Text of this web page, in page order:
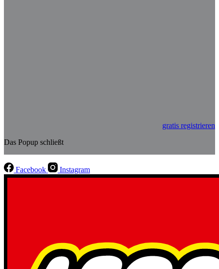
gratis registrieren
Das Popup schließt
Facebook Instagram